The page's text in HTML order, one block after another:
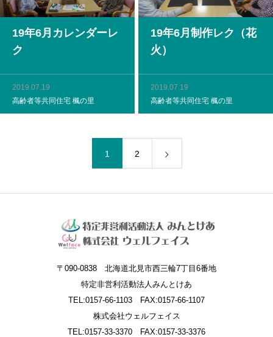
19年6月カレンダーレ
ク
2019.07.19
高齢者等共同住宅 楓の里
19年6月制作レク（花
火）
2019.07.19
高齢者等共同住宅 楓の里
1 2
〒090-0838 北海道北見市西三輪7丁目6番地
特定非営利活動法人みんとけあ
TEL:0157-66-1103 FAX:0157-66-1107
株式会社ウェルフェイス
TEL:0157-33-3370 FAX:0157-33-3376